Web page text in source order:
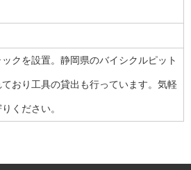
クを設置。静岡県のバイシクルピット
おり工具の貸出も行っています。気軽
ください。